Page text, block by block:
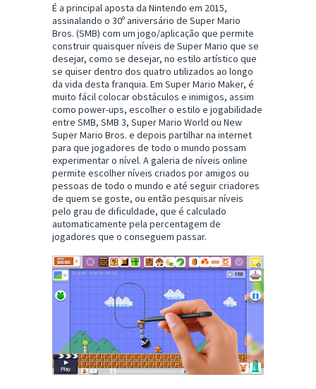
É a principal aposta da Nintendo em 2015,
assinalando o 30º aniversário de Super Mario
Bros. (SMB) com um jogo/aplicação que permite
construir quaisquer níveis de Super Mario que se
desejar, como se desejar, no estilo artístico que
se quiser dentro dos quatro utilizados ao longo
da vida desta franquia. Em Super Mario Maker, é
muito fácil colocar obstáculos e inimigos, assim
como power-ups, escolher o estilo e jogabilidade
entre SMB, SMB 3, Super Mario World ou New
Super Mario Bros. e depois partilhar na internet
para que jogadores de todo o mundo possam
experimentar o nível. A galeria de níveis online
permite escolher níveis criados por amigos ou
pessoas de todo o mundo e até seguir criadores
de quem se goste, ou então pesquisar níveis
pelo grau de dificuldade, que é calculado
automaticamente pela percentagem de
jogadores que o conseguem passar.